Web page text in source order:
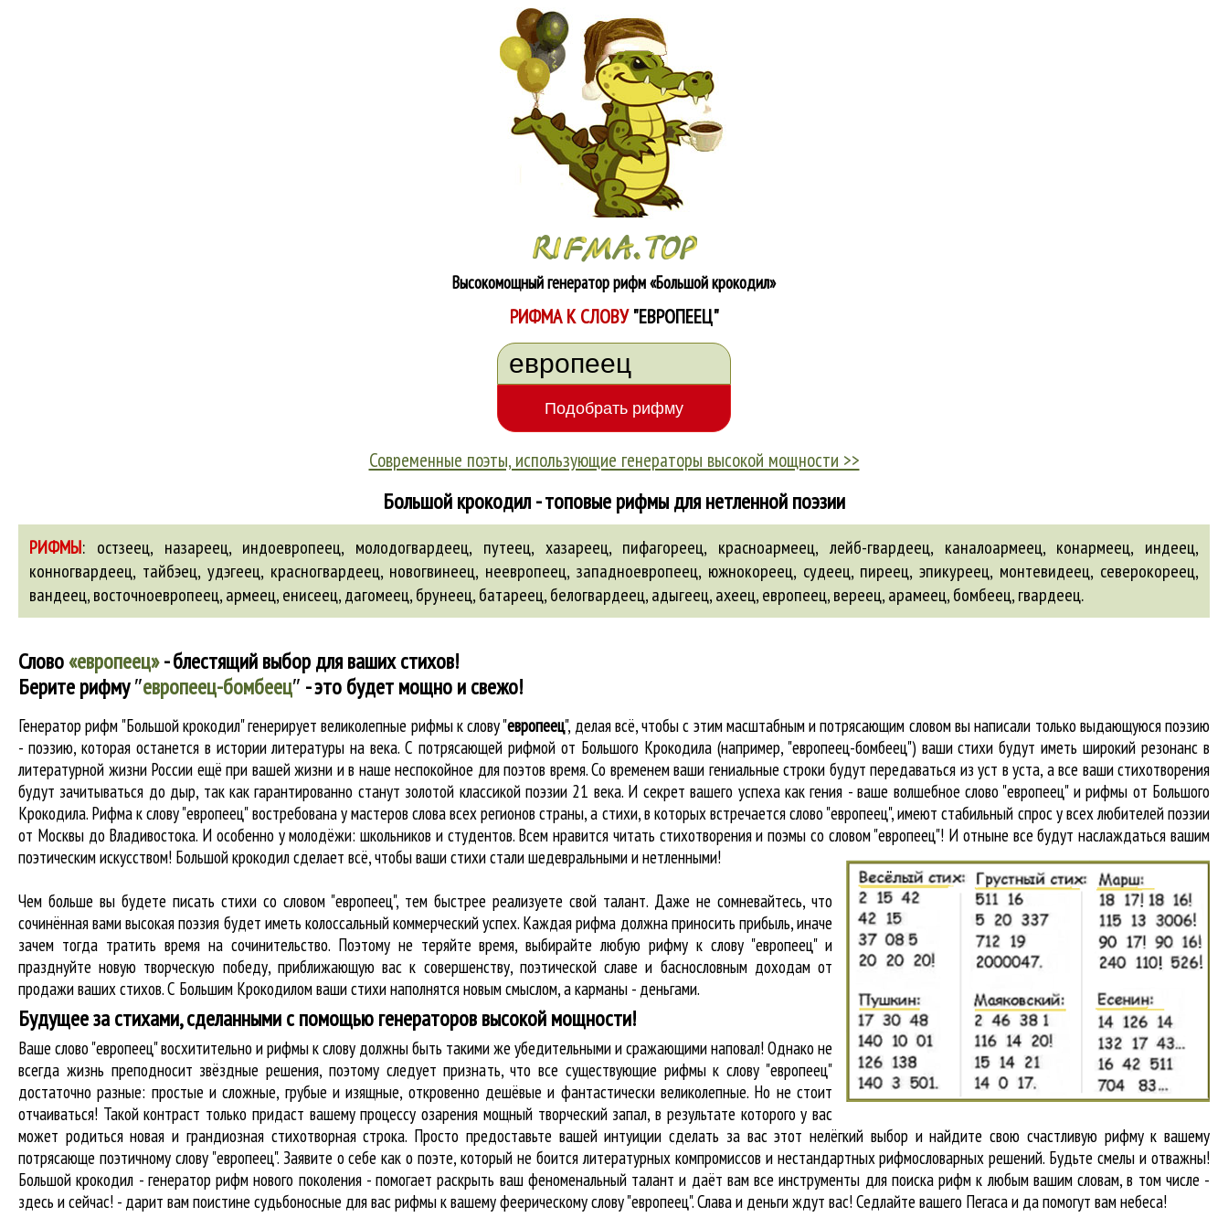
Высокомощный генератор рифм«Большой крокодил»
РИФМА К СЛОВУ"ЕВРОПЕЕЦ"
Современные поэты, использующие генераторы высокой мощности >>
Большой крокодил - топовые рифмы для нетленной поэзии
РИФМЫ: остзеец, назареец, индоевропеец, молодогвардеец, путеец, хазареец, пифагореец, красноармеец, лейб-гвардеец, каналоармеец, конармеец, индеец,
конногвардеец, тайбэец, удэгеец, красногвардеец, новогвинеец, неевропеец, западноевропеец, южнокореец, судеец, пиреец, эпикуреец, монтевидеец, северокореец,
вандеец,восточноевропеец,армеец,енисеец,дагомеец,брунеец,батареец,белогвардеец,адыгеец,ахеец,европеец,вереец,арамеец,бомбеец,гвардеец.
Слово«европеец»- блестящий выбор для ваших стихов!
Берите рифму″европеец-бомбеец″ - это будет мощно и свежо!
Генератор рифм "Большой крокодил" генерирует великолепные рифмы к слову "европеец", делая всё, чтобы с этим масштабным и потрясающим словом вы написали только выдающуюся поэзию
- поэзию, которая останется в истории литературы на века. С потрясающей рифмой от Большого Крокодила (например, "европеец-бомбеец") ваши стихи будут иметь широкий резонанс в
литературной жизни России ещё при вашей жизни и в наше неспокойное для поэтов время. Со временем ваши гениальные строки будут передаваться из уст в уста, а все ваши стихотворения
будут зачитываться до дыр, так как гарантированно станут золотой классикой поэзии 21 века. И секрет вашего успеха как гения - ваше волшебное слово "европеец" и рифмы от Большого
Крокодила. Рифма к слову "европеец" востребована у мастеров слова всех регионов страны, а стихи, в которых встречаетсяслово "европеец", имеют стабильный спрос у всех любителей поэзии
от Москвы до Владивостока. И особенно у молодёжи: школьников и студентов. Всем нравится читать стихотворения и поэмы со словом "европеец"! И отныне все будут наслаждаться вашим
поэтическим искусством! Большой крокодил cделает всё, чтобы ваши стихи стали шедевральными и нетленными!
Чем больше вы будете писать стихи со словом "европеец", тем быстрее реализуете свой талант. Даже не сомневайтесь, что
сочинённая вами высокая поэзия будет иметь колоссальный коммерческий успех. Каждая рифма должна приносить прибыль, иначе
зачем тогда тратить время на сочинительство. Поэтому не теряйте время, выбирайте любую рифму к слову "европеец" и
празднуйте новую творческую победу, приближающую вас к совершенству, поэтической славе и баснословным доходам от
продажи ваших стихов. С Большим Крокодилом ваши стихи наполнятся новым смыслом, а карманы - деньгами.
Будущее за стихами, сделанными с помощью генераторов высокой мощности!
Ваше слово "европеец" восхитительно и рифмы к слову должны быть такими же убедительными и сражающими наповал! Однако не
всегда жизнь преподносит звёздные решения, поэтому следует признать, что все существующие рифмы к слову "европеец"
достаточно разные: простые и сложные, грубые и изящные, откровенно дешёвые и фантастически великолепные. Но не стоит
отчаиваться! Такой контраст только придаст вашему процессу озарения мощный творческий запал, в результате которого у вас
может родиться новая и грандиозная стихотворная строка. Просто предоставьте вашей интуиции сделать за вас этот нелёгкий выбор и найдите свою счастливую рифму к вашему
потрясающе поэтичному слову "европеец". Заявите о себе как о поэте, который не боится литературных компромиссов и нестандартных рифмословарных решений. Будьте смелы и отважны!
Большой крокодил - генератор рифм нового поколения - помогает раскрыть ваш феноменальный талант и даёт вам все инструменты для поиска рифм к любым вашим словам, в том числе -
здесь и сейчас! - дарит вам поистине судьбоносные для вас рифмы к вашему феерическому слову "европеец". Слава и деньги ждут вас! Седлайте вашего Пегаса и да помогут вам небеса!